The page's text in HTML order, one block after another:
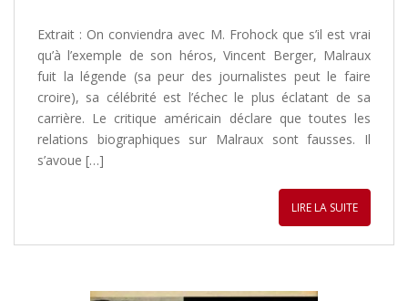
Extrait : On conviendra avec M. Frohock que s’il est vrai
qu’à l’exemple de son héros, Vincent Berger, Malraux
fuit la légende (sa peur des journalistes peut le faire
croire), sa célébrité est l’échec le plus éclatant de sa
carrière. Le critique américain déclare que toutes les
relations biographiques sur Malraux sont fausses. Il
s’avoue […]
LIRE LA SUITE